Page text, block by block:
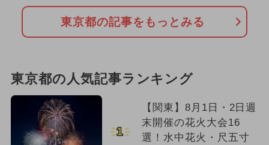
東京都の記事をもっとみる
東京都の人気記事ランキング
1
【関東】8月1日・2日週
末開催の花火大会16
選！水中花火・尺五寸